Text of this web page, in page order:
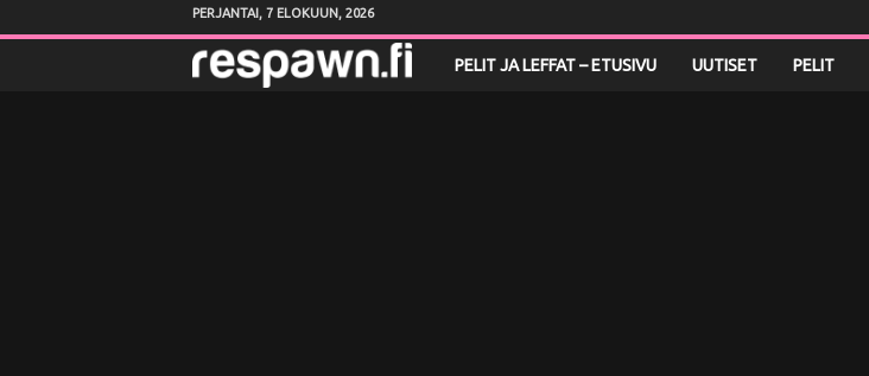
PERJANTAI, 7 ELOKUUN, 2026
PELIT JA LEFFAT – ETUSIVU UUTISET PELIT